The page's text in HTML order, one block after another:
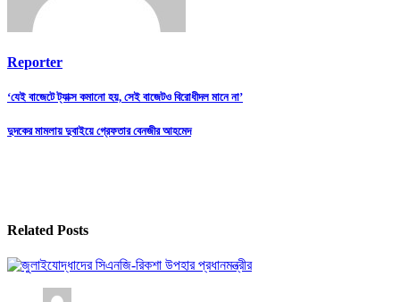
Reporter
Post
navigation
‘যেই বাজেটে ট্যাক্স কমানো হয়, সেই বাজেটও বিরোধীদল মানে না’
দুদকের মামলায় দুবাইয়ে গ্রেফতার বেনজীর আহমেদ
Related Posts